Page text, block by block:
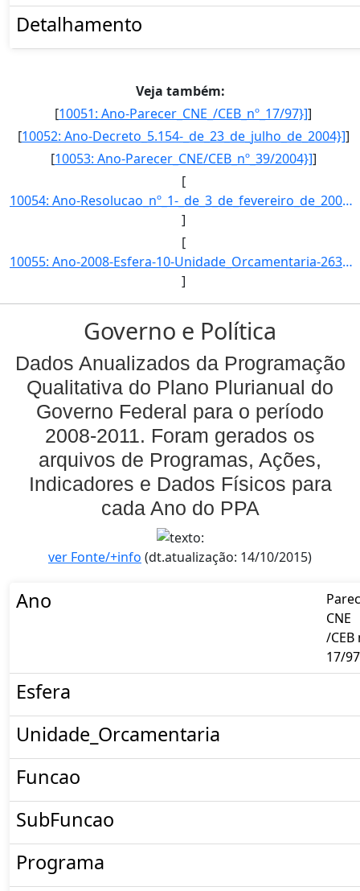
Detalhamento
Veja também:
[10051: Ano-Parecer_CNE_/CEB_nº_17/97}]]
[10052: Ano-Decreto_5.154-_de_23_de_julho_de_2004}]]
[10053: Ano-Parecer_CNE/CEB_nº_39/2004}]]
[
10054: Ano-Resolucao_nº_1-_de_3_de_fevereiro_de_2005.-Esfera-Esta_acao_e_implementada_diretamente_pelas_uni]
]
[
10055: Ano-2008-Esfera-10-Unidade_Orcamentaria-26344-Funcao-12-SubFuncao-363-Programa-1062-Acao-6374-Locali]
]
Governo e Política
Dados Anualizados da Programação
Qualitativa do Plano Plurianual do
Governo Federal para o período
2008-2011. Foram gerados os
arquivos de Programas, Ações,
Indicadores e Dados Físicos para
cada Ano do PPA
ver Fonte/+info (dt.atualização: 14/10/2015)
Ano
CNE
/CEB
17/97
Esfera
Unidade_Orcamentaria
Funcao
SubFuncao
Programa